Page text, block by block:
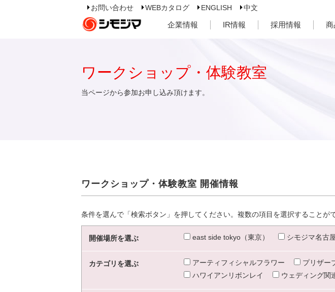
お問い合わせ WEBカタログ ENGLISH 中文
企業情報 IR情報 採用情報 商
ワークショップ・体験教室
当ページから参加お申し込み頂けます。
ワークショップ・体験教室 開催情報
条件を選んで「検索ボタン」を押してください。複数の項目を選択することが
開催場所を選ぶ east side tokyo（東京） シモジマ名古
カテゴリを選ぶ アーティフィシャルフラワー プリザー
ハワイアンリボンレイ
ウェディング関